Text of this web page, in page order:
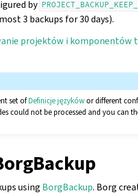
by
3 backups for 30 days).
projektów i komponentów
set ofDefinicje językówor different
could not be processed and you can
using BorgBackup. Borg